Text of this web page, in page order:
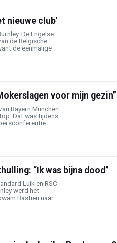
nieuwe club'
De Engelse
de Belgische
de eenmalige
voor mijn gezin”
Bayern München
Dat was tijdens
“Ik was bijna dood”
Luik en RSC
werd het
Bastien naar